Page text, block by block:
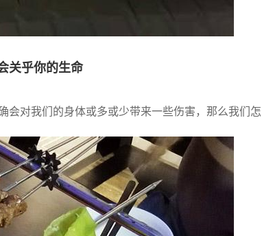
关乎你的生命
会对我们的身体或多或少带来一些伤害，那么我们